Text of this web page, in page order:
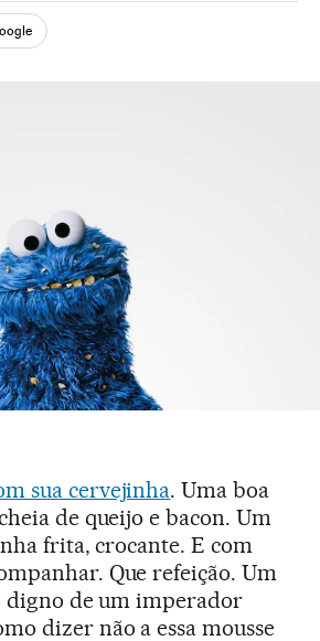
sua cervejinha. Uma boa
de queijo e bacon. Um
frita, crocante. E com
Que refeição. Um
digno de um imperador
dizer não a essa mousse